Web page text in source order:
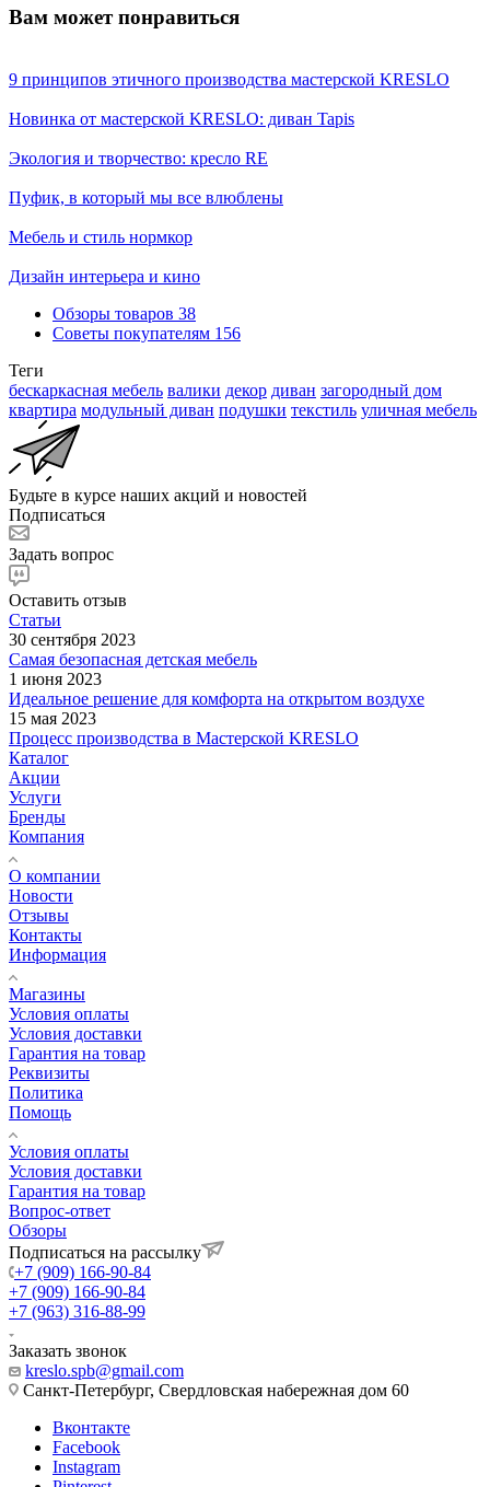
Вам может понравиться
9 принципов этичного производства мастерской KRESLO
Новинка от мастерской KRESLO: диван Tapis
Экология и творчество: кресло RE
Пуфик, в который мы все влюблены
Мебель и стиль нормкор
Дизайн интерьера и кино
Обзоры товаров 38
Советы покупателям 156
Теги
бескаркасная мебель валики декор диван загородный дом
квартира модульный диван подушки текстиль уличная мебель
Будьте в курсе наших акций и новостей
Подписаться
Задать вопрос
Оставить отзыв
Статьи
30 сентября 2023
Самая безопасная детская мебель
1 июня 2023
Идеальное решение для комфорта на открытом воздухе
15 мая 2023
Процесс производства в Мастерской KRESLO
Каталог
Акции
Услуги
Бренды
Компания
О компании
Новости
Отзывы
Контакты
Информация
Магазины
Условия оплаты
Условия доставки
Гарантия на товар
Реквизиты
Политика
Помощь
Условия оплаты
Условия доставки
Гарантия на товар
Вопрос-ответ
Обзоры
Подписаться на рассылку
+7 (909) 166-90-84
+7 (909) 166-90-84
+7 (963) 316-88-99
Заказать звонок
kreslo.spb@gmail.com
Санкт-Петербург, Свердловская набережная дом 60
Вконтакте
Facebook
Instagram